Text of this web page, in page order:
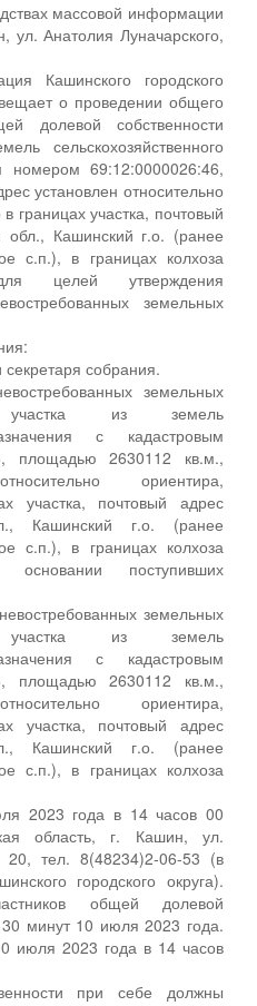
массовой информации
ул. Анатолия Луначарского,
Кашинского городского
о проведении общего
долевой собственности
сельскохозяйственного
номером 69:12:0000026:46,
установлен относительно
границах участка, почтовый
обл., Кашинский г.о. (ранее
с.п.), в границах колхоза
целей утверждения
земельных
собрания.
земельных
из земель
с кадастровым
площадью 2630112 кв.м.,
ориентира,
участка, почтовый адрес
Кашинский г.о. (ранее
с.п.), в границах колхоза
поступивших
земельных
из земель
с кадастровым
площадью 2630112 кв.м.,
ориентира,
участка, почтовый адрес
Кашинский г.о. (ранее
с.п.), в границах колхоза
2023 года в 14 часов 00
область, г. Кашин, ул.
20, тел. 8(48234)2-06-53 (в
городского округа).
общей долевой
минут 10 июля 2023 года.
июля 2023 года в 14 часов
при себе должны